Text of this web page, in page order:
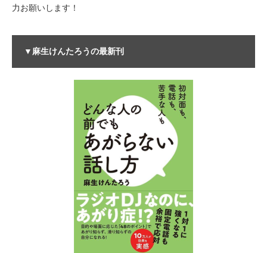
力お願いします！
▼麻生けんたろうの最新刊